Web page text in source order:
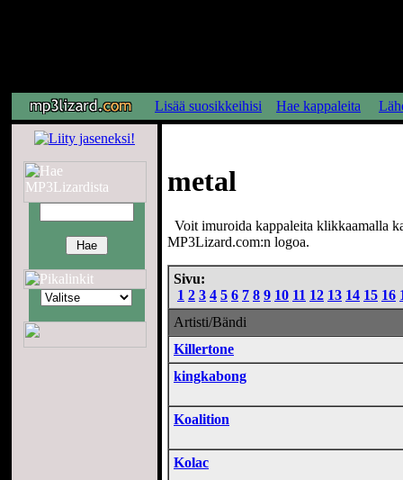
Lisää suosikkeihisi Hae kappaleita
metal
Voit imuroida kappaleita klikkaamalla
MP3Lizard.com:n logoa.
Sivu:
1 2 3 4 5 6 7 8 9 10 11 12 13 14 15 16
Artisti/Bändi
Killertone
kingkabong
Koalition
Kolac